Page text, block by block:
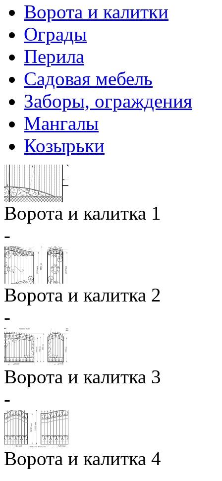
Ворота и калитки
Ограды
Перила
Садовая мебель
Заборы, ограждения
Мангалы
Козырьки
Ворота и калитка 1
-
Ворота и калитка 2
-
Ворота и калитка 3
-
Ворота и калитка 4